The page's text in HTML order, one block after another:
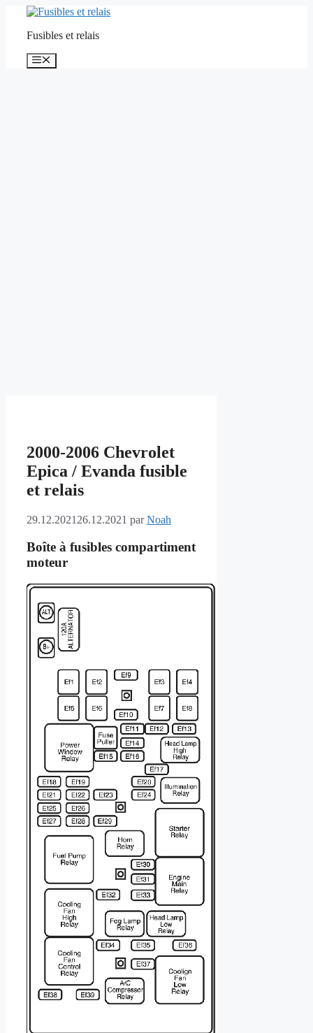
contenuFusibles et relais
Menu
2000-2006 Chevrolet
Epica / Evanda fusible
et relais
29.12.2021 26.12.2021 parNoah
Boîte à fusibles compartiment
moteur